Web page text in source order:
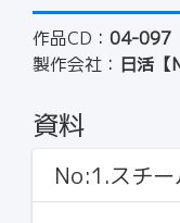
作品CD： 04-097
製作会社： 日活【
資料
No:1.スチ